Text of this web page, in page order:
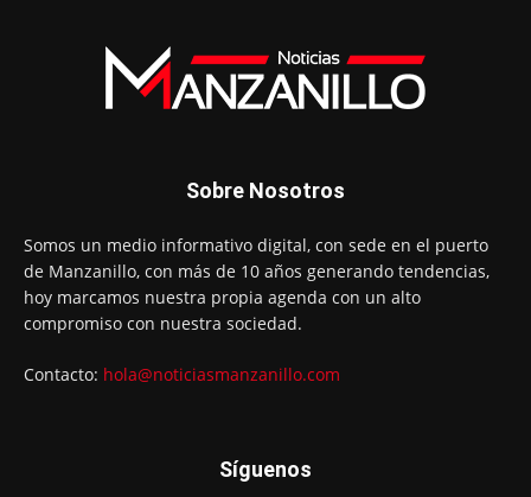
Sobre Nosotros
Somos un medio informativo digital, con sede en el puerto
de Manzanillo, con más de 10 años generando tendencias,
hoy marcamos nuestra propia agenda con un alto
compromiso con nuestra sociedad.
Contacto: hola@noticiasmanzanillo.com
Síguenos